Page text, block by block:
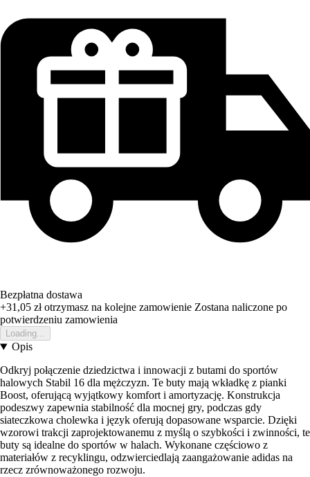
Bezpłatna dostawa
+31,05 złotrzymasz na kolejne zamowienie Zostana naliczone po
potwierdzeniu zamowienia
Loading...
Opis
Odkryj połączenie dziedzictwa i innowacji z butami do sportów
halowych Stabil 16 dla mężczyzn. Te buty mają wkładkę z pianki
Boost, oferującą wyjątkowy komfort i amortyzację. Konstrukcja
podeszwy zapewnia stabilność dla mocnej gry, podczas gdy
siateczkowa cholewka i język oferują dopasowane wsparcie. Dzięki
wzorowi trakcji zaprojektowanemu z myślą o szybkości i zwinności, te
buty są idealne do sportów w halach. Wykonane częściowo z
materiałów z recyklingu, odzwierciedlają zaangażowanie adidas na
rzecz zrównoważonego rozwoju.